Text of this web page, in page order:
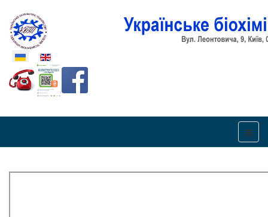
Оберіть свою мову